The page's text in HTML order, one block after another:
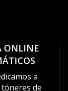
ONLINE
a
de